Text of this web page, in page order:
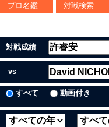
プロ名鑑
対戦検索
対戦成績
vs
すべて 動画付き